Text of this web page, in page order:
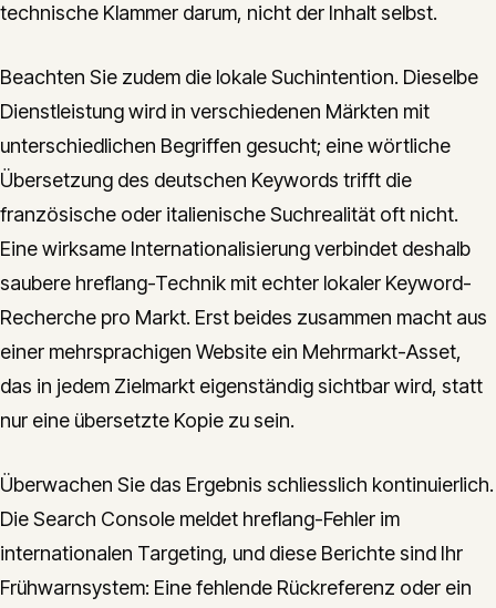
technische Klammer darum, nicht der Inhalt selbst.
Beachten Sie zudem die lokale Suchintention. Dieselbe
Dienstleistung wird in verschiedenen Märkten mit
unterschiedlichen Begriffen gesucht; eine wörtliche
Übersetzung des deutschen Keywords trifft die
französische oder italienische Suchrealität oft nicht.
Eine wirksame Internationalisierung verbindet deshalb
saubere hreflang-Technik mit echter lokaler Keyword-
Recherche pro Markt. Erst beides zusammen macht aus
einer mehrsprachigen Website ein Mehrmarkt-Asset,
das in jedem Zielmarkt eigenständig sichtbar wird, statt
nur eine übersetzte Kopie zu sein.
Überwachen Sie das Ergebnis schliesslich kontinuierlich.
Die Search Console meldet hreflang-Fehler im
internationalen Targeting, und diese Berichte sind Ihr
Frühwarnsystem: Eine fehlende Rückreferenz oder ein